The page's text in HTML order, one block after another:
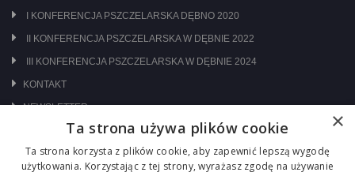
I KONFERENCJA PSZCZELARSKA DĘBNO 2020
II KONFERENCJA PSZCZELARSKA W DĘBNIE 2022
III KONFERENCJA PSZCZELARSKA W DĘBNIE 2024
KONTAKT
NEWSLETTER
ODWIEDŹ NAS NA:
×
Ta strona używa plików cookie
Ta strona korzysta z plików cookie, aby zapewnić lepszą wygodę
użytkowania. Korzystając z tej strony, wyrażasz zgodę na używanie